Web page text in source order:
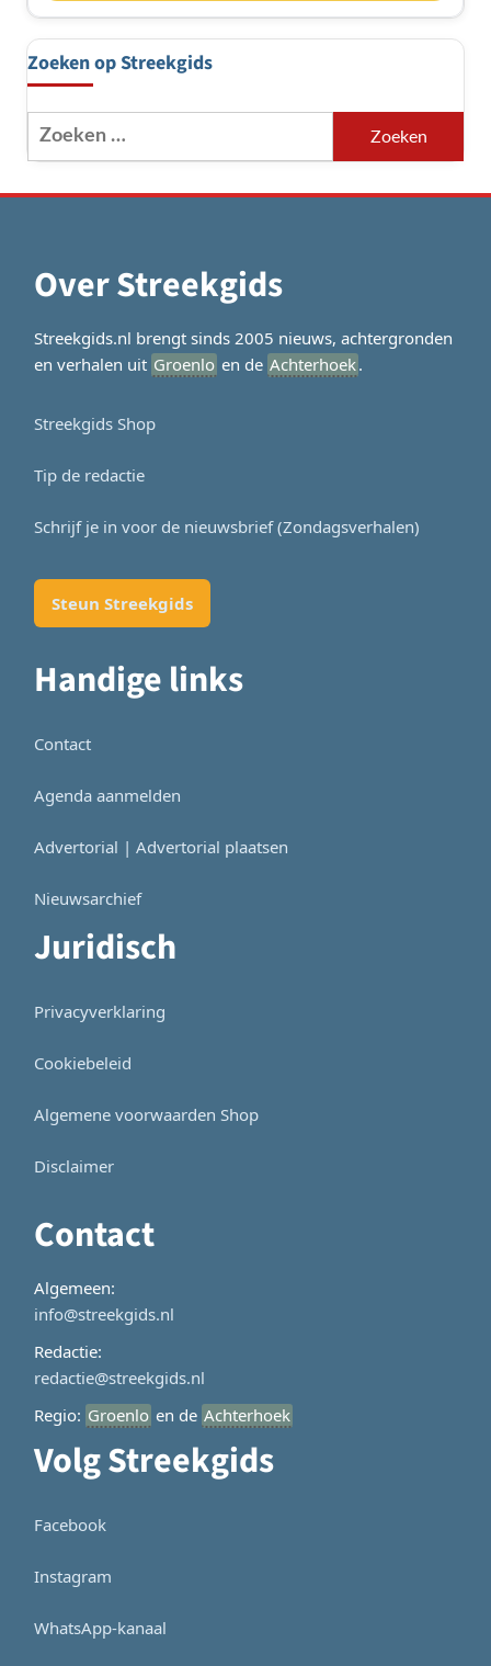
Zoeken op Streekgids
Zoeken
naar:
Over Streekgids
Streekgids.nl brengt sinds 2005 nieuws, achtergronden
en verhalen uit Groenlo en de Achterhoek.
Streekgids Shop
Tip de redactie
Schrijf je in voor de nieuwsbrief (Zondagsverhalen)
Steun Streekgids
Handige links
Contact
Agenda aanmelden
Advertorial | Advertorial plaatsen
Nieuwsarchief
Juridisch
Privacyverklaring
Cookiebeleid
Algemene voorwaarden Shop
Disclaimer
Contact
Algemeen:
info@streekgids.nl
Redactie:
redactie@streekgids.nl
Regio: Groenlo en de Achterhoek
Volg Streekgids
Facebook
Instagram
WhatsApp-kanaal